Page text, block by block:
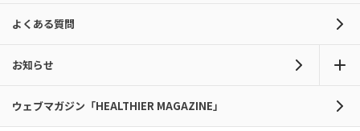
よくある質問
お知らせ
ウェブマガジン「HEALTHIER MAGAZINE」